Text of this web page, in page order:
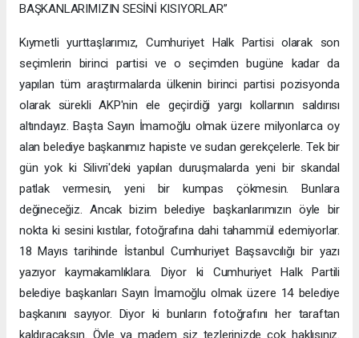
BAŞKANLARIMIZIN SESİNİ KISIYORLAR”
Kıymetli yurttaşlarımız, Cumhuriyet Halk Partisi olarak son
seçimlerin birinci partisi ve o seçimden bugüne kadar da
yapılan tüm araştırmalarda ülkenin birinci partisi pozisyonda
olarak sürekli AKP'nin ele geçirdiği yargı kollarının saldırısı
altındayız. Başta Sayın İmamoğlu olmak üzere milyonlarca oy
alan belediye başkanımız hapiste ve sudan gerekçelerle. Tek bir
gün yok ki Silivri'deki yapılan duruşmalarda yeni bir skandal
patlak vermesin, yeni bir kumpas çökmesin. Bunlara
değineceğiz. Ancak bizim belediye başkanlarımızın öyle bir
nokta ki sesini kıstılar, fotoğrafına dahi tahammül edemiyorlar.
18 Mayıs tarihinde İstanbul Cumhuriyet Başsavcılığı bir yazı
yazıyor kaymakamlıklara. Diyor ki Cumhuriyet Halk Partili
belediye başkanları Sayın İmamoğlu olmak üzere 14 belediye
başkanını sayıyor. Diyor ki bunların fotoğrafını her taraftan
kaldıracaksın. Öyle ya madem siz tezlerinizde çok haklısınız.